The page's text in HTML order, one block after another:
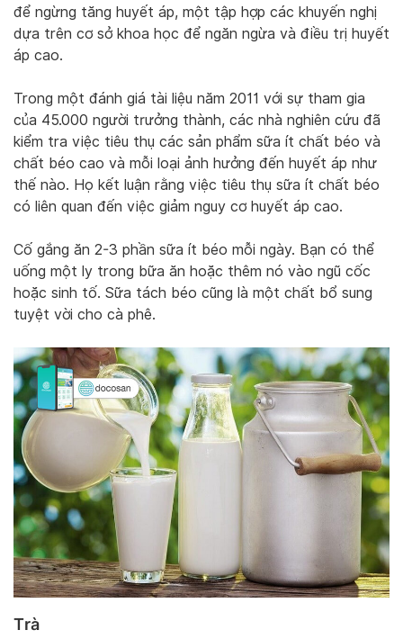
để ngừng tăng huyết áp, một tập hợp các khuyến nghị
dựa trên cơ sở khoa học để ngăn ngừa và điều trị huyết
áp cao.
Trong một đánh giá tài liệu năm 2011 với sự tham gia
của 45.000 người trưởng thành, các nhà nghiên cứu đã
kiểm tra việc tiêu thụ các sản phẩm sữa ít chất béo và
chất béo cao và mỗi loại ảnh hưởng đến huyết áp như
thế nào. Họ kết luận rằng việc tiêu thụ sữa ít chất béo
có liên quan đến việc giảm nguy cơ huyết áp cao.
Cố gắng ăn 2-3 phần sữa ít béo mỗi ngày. Bạn có thể
uống một ly trong bữa ăn hoặc thêm nó vào ngũ cốc
hoặc sinh tố. Sữa tách béo cũng là một chất bổ sung
tuyệt vời cho cà phê.
Trà